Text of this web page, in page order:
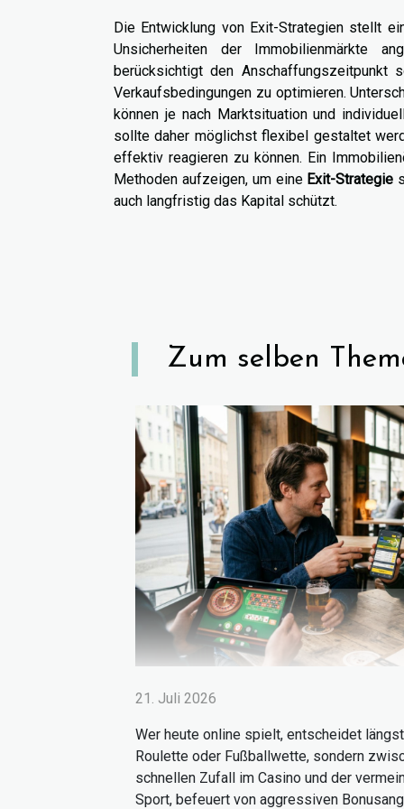
Die Entwicklung von Exit-Strategien stellt
Unsicherheiten der Immobilienmärkte
berücksichtigt den Anschaffungszeitpunkt
Verkaufsbedingungen zu optimieren.
können je nach Marktsituation und
sollte daher möglichst flexibel gestaltet
effektiv reagieren zu können. Ein
Methoden aufzeigen, um eine Exit-Strategie
auch langfristig das Kapital schützt.
Zum selben
21. Juli 2026
Wer heute online spielt, entscheidet
Roulette oder Fußballwette, sondern
schnellen Zufall im Casino und der
Sport, befeuert von aggressiven